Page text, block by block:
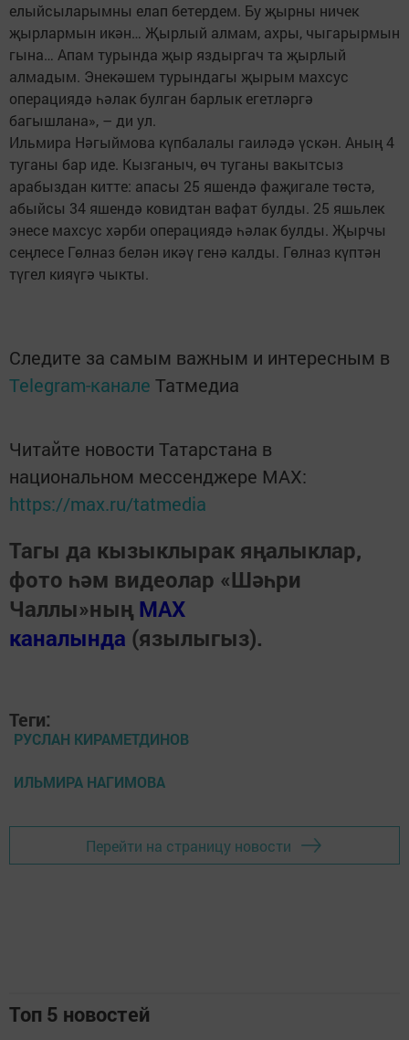
елыйсыларымны елап бетердем. Бу җырны ничек
җырлармын икән… Җырлый алмам, ахры, чыгарырмын
гына… Апам турында җыр яздыргач та җырлый
алмадым. Энекәшем турындагы җырым махсус
операциядә һәлак булган барлык егетләргә
багышлана», – ди ул.
Ильмира Нәгыймова күпбалалы гаиләдә үскән. Аның 4
туганы бар иде. Кызганыч, өч туганы вакытсыз
арабыздан китте: апасы 25 яшендә фаҗигале төстә,
абыйсы 34 яшендә ковидтан вафат булды. 25 яшьлек
энесе махсус хәрби операциядә һәлак булды. Җырчы
сеңлесе Гөлназ белән икәү генә калды. Гөлназ күптән
түгел кияүгә чыкты.
Следите за самым важным и интересным в
Telegram-канале Татмедиа
Читайте новости Татарстана в
национальном мессенджере MАХ:
https://max.ru/tatmedia
Тагы да кызыклырак яңалыклар,
фото һәм видеолар «Шәһри
Чаллы»ның MAX
каналында (язылыгыз).
Теги:
РУСЛАН КИРАМЕТДИНОВ
ИЛЬМИРА НАГИМОВА
Перейти на страницу новости
Топ 5 новостей